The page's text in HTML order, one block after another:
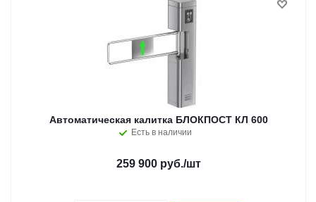
Автоматическая калитка БЛОКПОСТ КЛ 600
Есть в наличии
259 900 руб./шт